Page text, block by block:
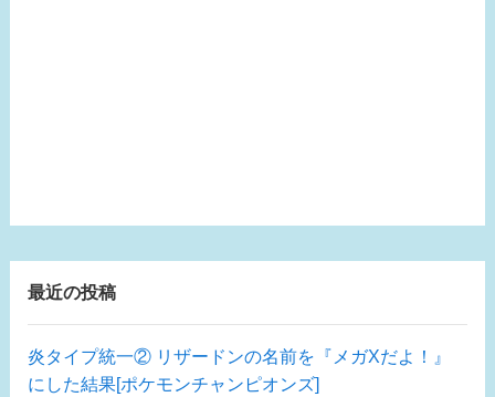
最近の投稿
炎タイプ統一② リザードンの名前を『メガXだよ！』
にした結果[ポケモンチャンピオンズ]